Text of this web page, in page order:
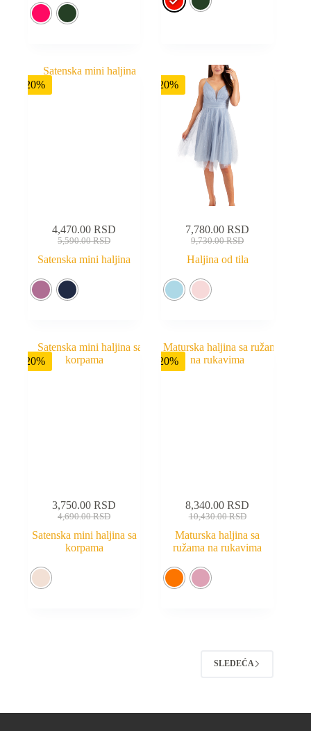
-20%
5,590.00RSD
4,470.00RSD
Satenska mini haljina
-20%
9,730.00RSD
7,780.00RSD
Haljina od tila
-20%
4,690.00RSD
3,750.00RSD
Satenska mini haljina sa
korpama
-20%
10,430.00RSD
8,340.00RSD
Maturska haljina sa
ružama na rukavima
SLEDEĆA